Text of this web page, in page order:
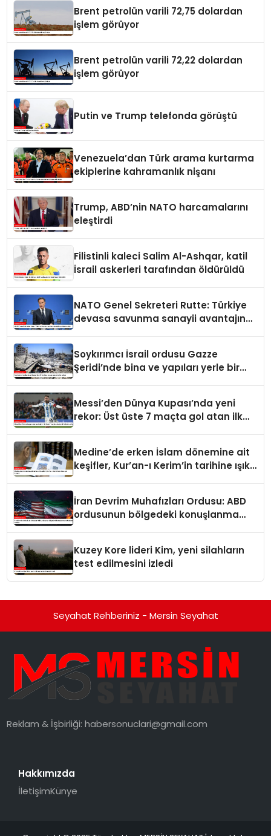
Brent petrolün varili 72,75 dolardan
işlem görüyor
Brent petrolün varili 72,22 dolardan
işlem görüyor
Putin ve Trump telefonda görüştü
Venezuela’dan Türk arama kurtarma
ekiplerine kahramanlık nişanı
Trump, ABD’nin NATO harcamalarını
eleştirdi
Filistinli kaleci Salim Al-Ashqar, katil
İsrail askerleri tarafından öldürüldü
NATO Genel Sekreteri Rutte: Türkiye
devasa savunma sanayii avantajına
Soykırımcı İsrail ordusu Gazze
Şeridi’nde bina ve yapıları yerle bir
Messi’den Dünya Kupası’nda yeni
rekor: Üst üste 7 maçta gol atan ilk
Medine’de erken İslam dönemine ait
keşifler, Kur’an-ı Kerim’in tarihine ışık
İran Devrim Muhafızları Ordusu: ABD
ordusunun bölgedeki konuşlanma
Kuzey Kore lideri Kim, yeni silahların
test edilmesini izledi
Seyahat Rehberiniz - Mersin Seyahat
Reklam & İşbirliği:habersonuclari@gmail.com
Hakkımızda
İletişimKünye